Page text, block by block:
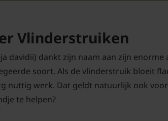
Vlinderstruiken
davidii) dankt zijn naam aan zijn
soort. Als de vlinderstruik bloeit
nuttig werk. Dat geldt natuurlijk ook
te helpen?